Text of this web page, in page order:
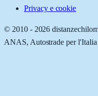
Privacy e cookie
© 2010 - 2026
ANAS, Autostrade per